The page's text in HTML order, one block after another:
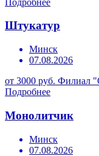
Штукатур
Минск
07.08.2026
от 3000 руб. Филиал
Подробнее
Монолитчик
Минск
07.08.2026